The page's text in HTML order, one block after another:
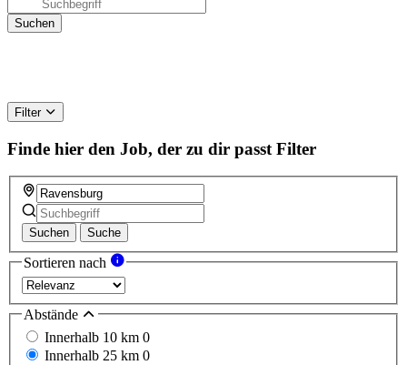
Filter
Finde hier den Job, der zu dir passt Filter
Suchen Suche
Sortieren nach
Abstände
Innerhalb 10 km 0
Innerhalb 25 km 0